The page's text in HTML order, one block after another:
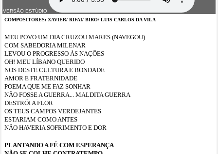
VERSÃO ESTÚDIO
COMPOSITORES: XAVIER/ RIFAI/ BIRO/ LUIS CARLOS DA VILA
MEU POVO UM DIA CRUZOU MARES (NAVEGOU)
COM SABEDORIA MILENAR
LEVOU O PROGRESSO ÀS NAÇÕES
OH! MEU LÍBANO QUERIDO
NOS DESTE CULTURA E BONDADE
AMOR E FRATERNIDADE
POEMA QUE ME FAZ SONHAR
NÃO FOSSE A GUERRA... MALDITA GUERRA
DESTRÓI A FLOR
OS TEUS CAMPOS VERDEJANTES
ESTARIAM COMO ANTES
NÃO HAVERIA SOFRIMENTO E DOR
PLANTANDO A FÉ COM ESPERANÇA